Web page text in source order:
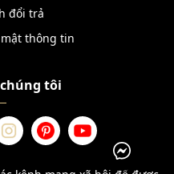
đổi trả
thông tin
tôi